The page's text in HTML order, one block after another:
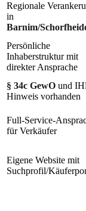
Regionale
in
Barnim/
Persönliche
Inhaberstruktur mit
direkter Ansprache
§ 34c GewO und
Hinweis vorhanden
Full-Service-
für Verkäufer
Eigene Website mit
Suchprofil/